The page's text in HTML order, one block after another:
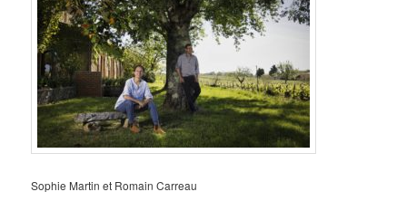
Sophie Martin et Romain Carreau